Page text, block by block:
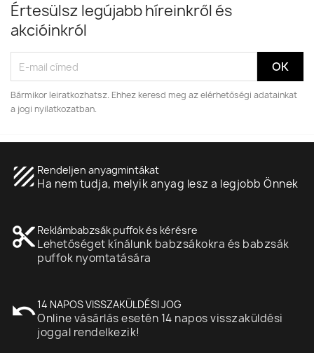
Értesülsz legújabb híreinkről és
akcióinkról
Bármikor leiratkozhatsz. Ehhez keresd meg az elérhetőségi adatainkat
a jogi nyilatkozatban.
texture Rendeljen anyagmintákat
Ha nem tudja, melyik anyag lesz a legjobb Önnek
content_cut Reklámbabzsák puffok és kérésre
Lehetőséget kínálunk babzsákokra és babzsák
puffok nyomtatására
undo14 NAPOS VISSZAKÜLDÉSI JOG
Online vásárlás esetén 14 napos visszaküldési
joggal rendelkezik!